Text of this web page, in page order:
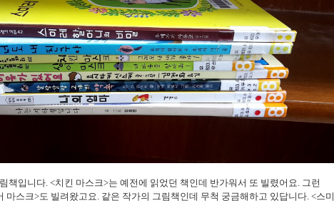
책입니다. <치킨 마스크>는 예전에 읽었던 책인데 반가워서 또 빌렸어요. 그런
마스크>도 빌려왔고요. 같은 작가의 그림책인데 무척 궁금해하고 있답니다. <스미